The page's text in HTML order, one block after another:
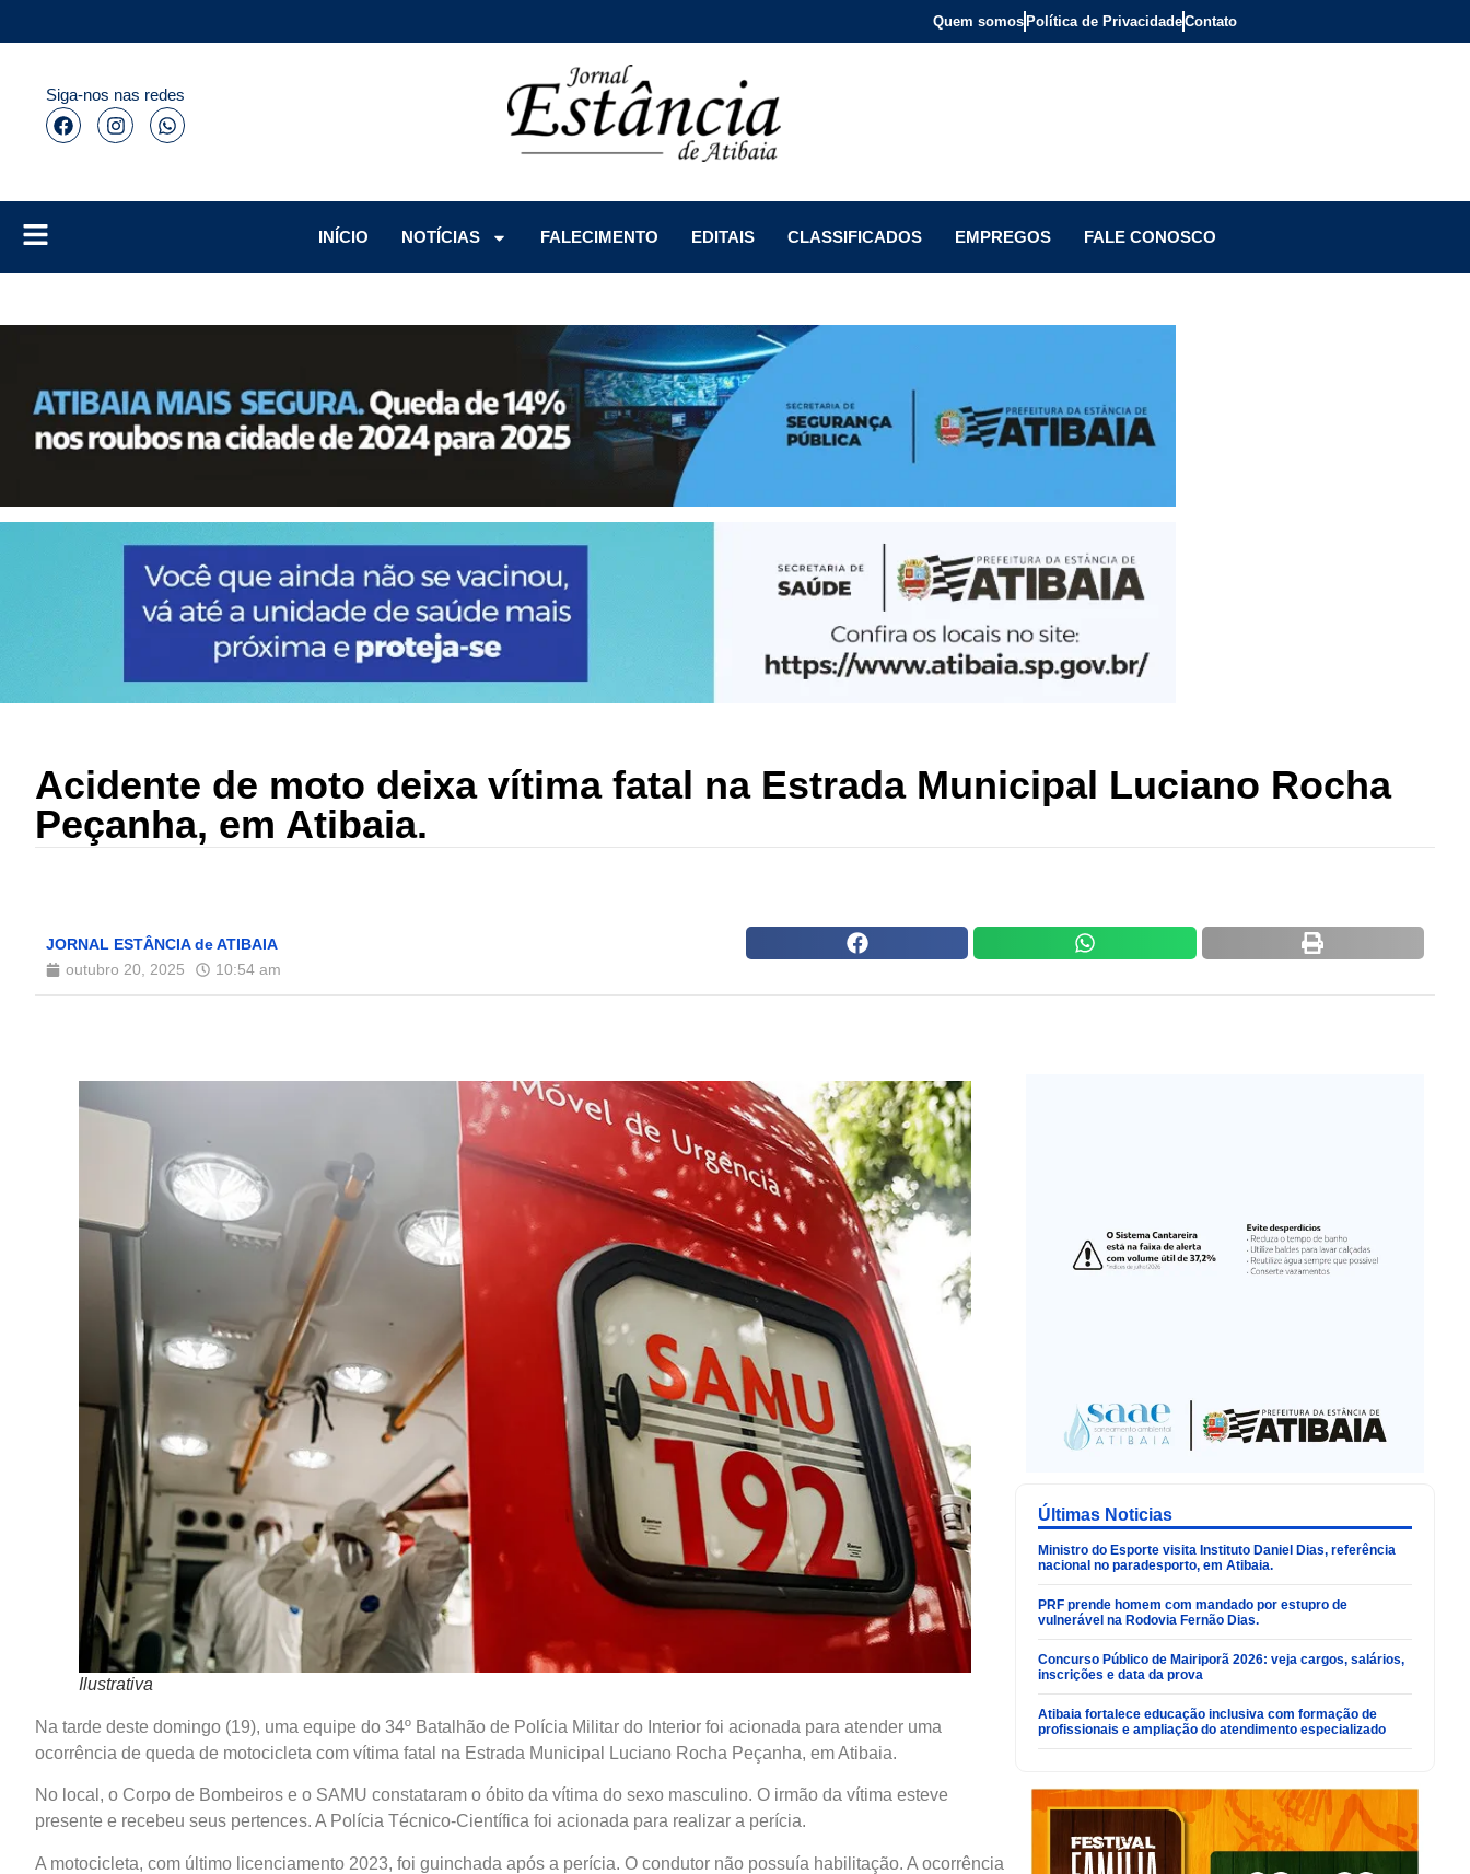
Quem somos Política de PrivacidadeContato
Siga-nos nas redes
INÍCIO
NOTÍCIAS FALECIMENTO EDITAIS CLASSIFICADOS EMPREGOS FALE CONOSCO
Acidente de moto deixa vítima fatal na Estrada Municipal Luciano Rocha
Peçanha, em Atibaia.
JORNAL ESTÂNCIA de ATIBAIA
outubro 20, 2025
10:54 am
Ilustrativa
Na tarde deste domingo (19), uma equipe do 34º Batalhão de Polícia Militar do Interior foi acionada para atender uma
ocorrência de queda de motocicleta com vítima fatal na Estrada Municipal Luciano Rocha Peçanha, em Atibaia.
No local, o Corpo de Bombeiros e o SAMU constataram o óbito da vítima do sexo masculino. O irmão da vítima esteve
presente e recebeu seus pertences. A Polícia Técnico-Científica foi acionada para realizar a perícia.
A motocicleta, com último licenciamento 2023, foi guinchada após a perícia. O condutor não possuía habilitação. A ocorrência
Últimas Noticias
Ministro do Esporte visita Instituto Daniel Dias, referência
nacional no paradesporto, em Atibaia.
PRF prende homem com mandado por estupro de
vulnerável na Rodovia Fernão Dias.
Concurso Público de Mairiporã 2026: veja cargos, salários,
inscrições e data da prova
Atibaia fortalece educação inclusiva com formação de
profissionais e ampliação do atendimento especializado